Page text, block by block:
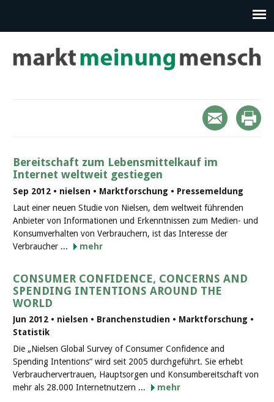
Bereitschaft zum Lebensmittelkauf im
Internet weltweit gestiegen
Sep 2012 • nielsen • Marktforschung • Pressemeldung
Laut einer neuen Studie von Nielsen, dem weltweit führenden
Anbieter von Informationen und Erkenntnissen zum Medien- und
Konsumverhalten von Verbrauchern, ist das Interesse der
Verbraucher ...
mehr
CONSUMER CONFIDENCE, CONCERNS AND
SPENDING INTENTIONS AROUND THE
WORLD
Jun 2012 • nielsen • Branchenstudien • Marktforschung •
Statistik
Die „Nielsen Global Survey of Consumer Confidence and
Spending Intentions“ wird seit 2005 durchgeführt. Sie erhebt
Verbrauchervertrauen, Hauptsorgen und Konsumbereitschaft von
mehr als 28.000 Internetnutzern ...
mehr